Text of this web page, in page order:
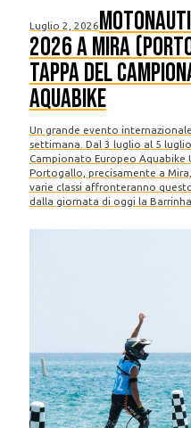
Luglio 2, 2026
2026 a Mira
tappa del
Aquabike
Un grande evento
settimana. Dal 3 luglio al 5
Campionato Europeo Aquabike
Portogallo, precisamente a
varie classi affronteranno
dalla giornata di oggi la